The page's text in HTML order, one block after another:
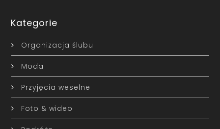
Kategorie
Organizacja ślubu
Moda
Przyjęcia weselne
Foto & wideo